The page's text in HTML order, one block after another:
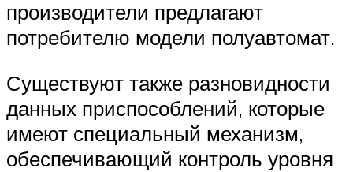
производители предлагают
потребителю модели полуавтомат.
Существуют также разновидности
данных приспособлений, которые
имеют специальный механизм,
обеспечивающий контроль уровня